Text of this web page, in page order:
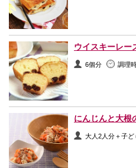
ウイスキーレー
6個分 調理
にんじんと大根
大人2人分＋子